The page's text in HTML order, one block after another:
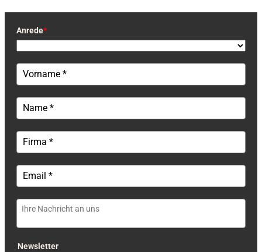
Anrede*
Newsletter